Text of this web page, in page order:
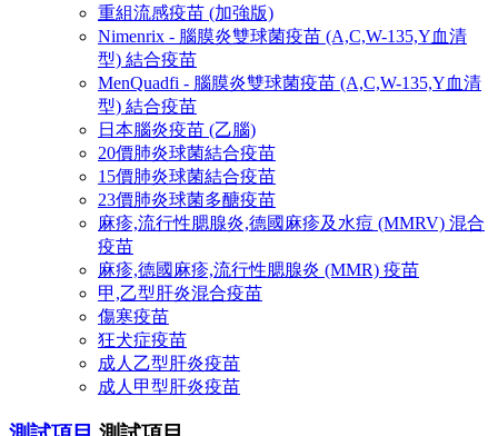
重組流感疫苗 (加強版)
Nimenrix - 腦膜炎雙球菌疫苗 (A,C,W-135,Y血清
型) 結合疫苗
MenQuadfi - 腦膜炎雙球菌疫苗 (A,C,W-135,Y血清
型) 結合疫苗
日本腦炎疫苗 (乙腦)
20價肺炎球菌結合疫苗
15價肺炎球菌結合疫苗
23價肺炎球菌多醣疫苗
麻疹,流行性腮腺炎,德國麻疹及水痘 (MMRV) 混合
疫苗
麻疹,德國麻疹,流行性腮腺炎 (MMR) 疫苗
甲,乙型肝炎混合疫苗
傷寒疫苗
狂犬症疫苗
成人乙型肝炎疫苗
成人甲型肝炎疫苗